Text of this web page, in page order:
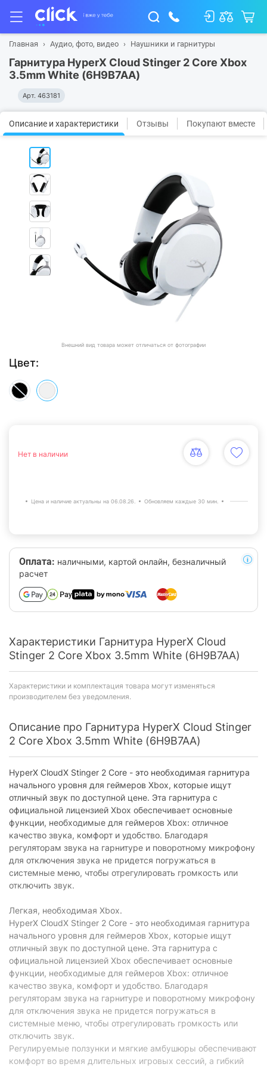
Главная Аудио, фото, видео Наушники и гарнитуры
Гарнитура HyperX Cloud Stinger 2 Core Xbox
3.5mm White (6H9B7AA)
Арт. 463181
Описание и характеристики Отзывы Покупают вместе
Внешний вид товара может отличаться от фотографии
Цвет:
Нет в наличии
Цена и наличие актуальны на 06.08.26. Обновляем каждые 30 мин.
Оплата: наличными, картой онлайн, безналичный
расчет
Характеристики Гарнитура HyperX Cloud
Stinger 2 Core Xbox 3.5mm White (6H9B7AA)
Характеристики и комплектация товара могут изменяться
производителем без уведомления.
Описание про Гарнитура HyperX Cloud Stinger
2 Core Xbox 3.5mm White (6H9B7AA)
HyperX CloudX Stinger 2 Core - это необходимая гарнитура
начального уровня для геймеров Xbox, которые ищут
отличный звук по доступной цене. Эта гарнитура с
официальной лицензией Xbox обеспечивает основные
функции, необходимые для геймеров Xbox: отличное
качество звука, комфорт и удобство. Благодаря
регуляторам звука на гарнитуре и поворотному микрофону
для отключения звука не придется погружаться в
системные меню, чтобы отрегулировать громкость или
отключить звук.
Легкая, необходимая Xbox.
HyperX CloudX Stinger 2 Core - это необходимая гарнитура
начального уровня для геймеров Xbox, которые ищут
отличный звук по доступной цене. Эта гарнитура с
официальной лицензией Xbox обеспечивает основные
функции, необходимые для геймеров Xbox: отличное
качество звука, комфорт и удобство. Благодаря
регуляторам звука на гарнитуре и поворотному микрофону
для отключения звука не придется погружаться в
системные меню, чтобы отрегулировать громкость или
отключить звук.
Регулируемые ползунки и мягкие амбушюры обеспечивают
комфорт во время длительных игровых сессий, а гибкий